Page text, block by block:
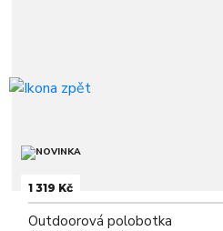
1 319 Kč
Outdoorová polobotka